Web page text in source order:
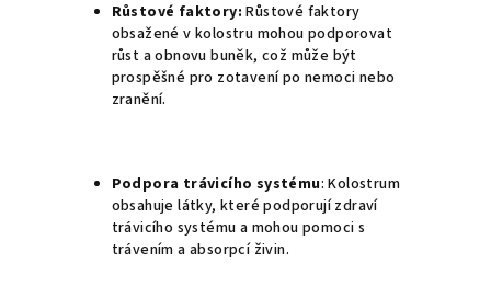
Růstové faktory: Růstové faktory
obsažené v kolostru mohou podporovat
růst a obnovu buněk, což může být
prospěšné pro zotavení po nemoci nebo
zranění.
Podpora trávicího systému: Kolostrum
obsahuje látky, které podporují zdraví
trávicího systému a mohou pomoci s
trávením a absorpcí živin.